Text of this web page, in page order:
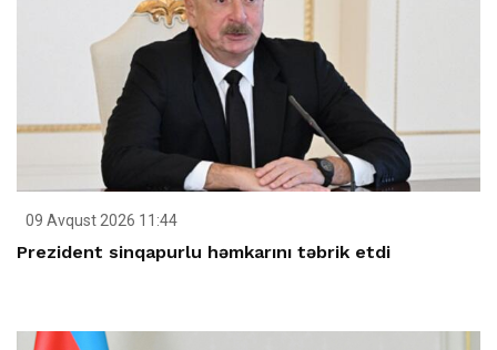
09 Avqust 2026 11:44
Prezident sinqapurlu həmkarını təbrik etdi